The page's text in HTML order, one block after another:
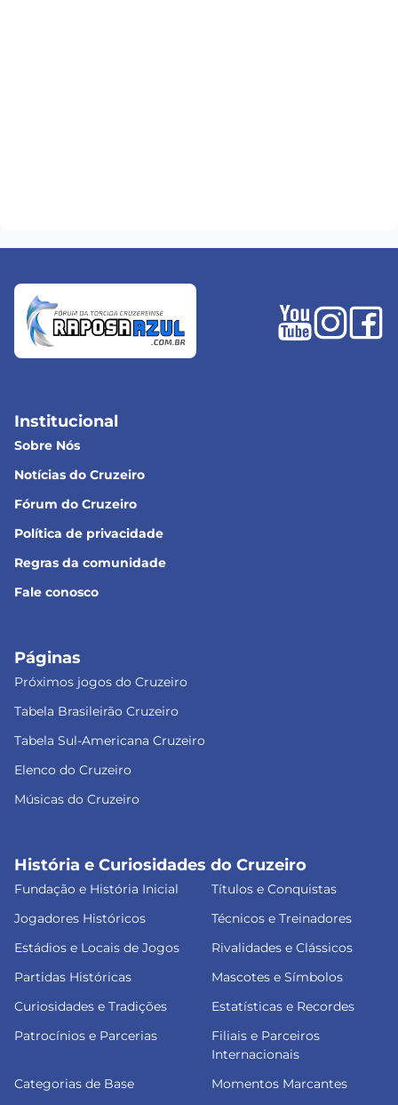
Institucional
Sobre Nós
Notícias do Cruzeiro
Fórum do Cruzeiro
Política de privacidade
Regras da comunidade
Fale conosco
Páginas
Próximos jogos do Cruzeiro
Tabela Brasileirão Cruzeiro
Tabela Sul-Americana Cruzeiro
Elenco do Cruzeiro
Músicas do Cruzeiro
História e Curiosidades do Cruzeiro
Fundação e História Inicial
Títulos e Conquistas
Jogadores Históricos
Técnicos e Treinadores
Estádios e Locais de Jogos
Rivalidades e Clássicos
Partidas Históricas
Mascotes e Símbolos
Curiosidades e Tradições
Estatísticas e Recordes
Patrocínios e Parcerias
Filiais e Parceiros
Internacionais
Categorias de Base
Momentos Marcantes